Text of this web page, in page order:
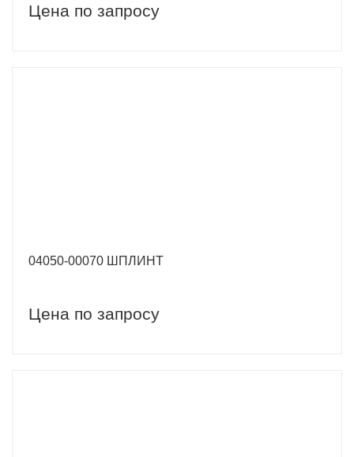
Цена по запросу
04050-00070 ШПЛИНТ
Цена по запросу